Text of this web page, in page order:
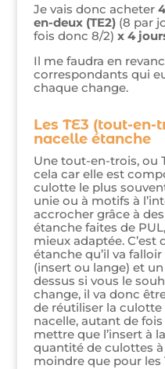
Je vais donc acheter
en-deux (TE2) (8 par
fois donc 8/2) x 4
Il me faudra en
correspondants qui
chaque change.
Les TE3 (tout-
nacelle étanche
Une tout-en-trois, ou
cela car elle est
culotte le plus
unie ou à motifs à
accrocher grâce à
étanche faites de
mieux adaptée. C’est
étanche qu’il va
(insert ou lange) et
dessus si vous le
change, il va donc
de réutiliser la
nacelle, autant de fois
mettre que l’insert à
quantité de culottes
moindre que pour les